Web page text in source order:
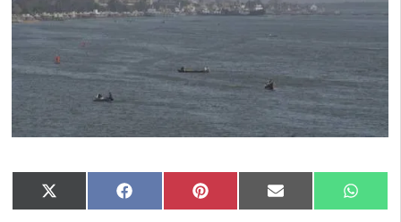
Compartir
en
X
(Twitter)
Compartir
en
Facebook Compartir
en
Pinterest Compartir
en
Email
en